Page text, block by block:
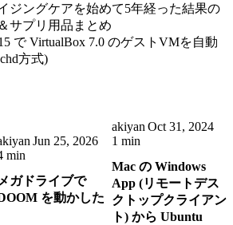
ジングケアを始めて5年経った結果の
サプリ用品まとめ
で VirtualBox 7.0 のゲストVMを自動
方式)
Jun 25, 2026
min
メガドライブで
を動かした
akiyan Oct 31, 2024
1 min
Mac の Windows
App (リモートデス
クトップクライアン
ト) から Ubuntu